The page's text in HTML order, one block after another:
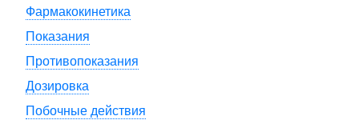
Фармакокинетика
Показания
Противопоказания
Дозировка
Побочные действия